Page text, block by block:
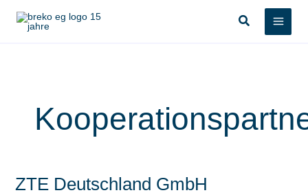
Inhalt
Suchen
ZTE Deutschland GmbH
ZTE